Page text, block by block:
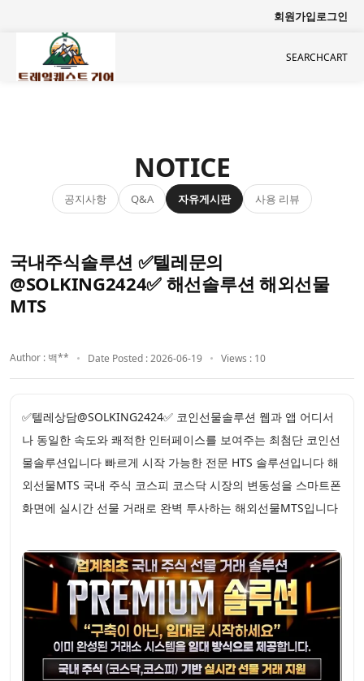
회원가입로그인
SEARCHCART
NOTICE
공지사항 Q&A 자유게시판 사용 리뷰
국내주식솔루션 ✅텔레문의
@SOLKING2424✅ 해선솔루션 해외선물
MTS
Author : 백** Date Posted : 2026-06-19 Views : 10
✅텔레상담@SOLKING2424✅ 코인선물솔루션 웹과 앱 어디서
나 동일한 속도와 쾌적한 인터페이스를 보여주는 최첨단 코인선
물솔루션입니다 빠르게 시작 가능한 전문 HTS 솔루션입니다 해
외선물MTS 국내 주식 코스피 코스닥 시장의 변동성을 스마트폰
화면에 실시간 선물 거래로 완벽 투사하는 해외선물MTS입니다